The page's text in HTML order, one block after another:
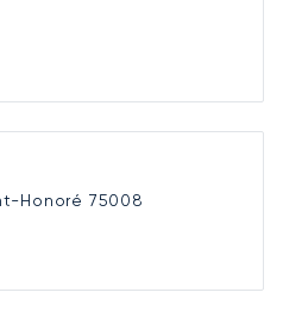
Honoré 75008